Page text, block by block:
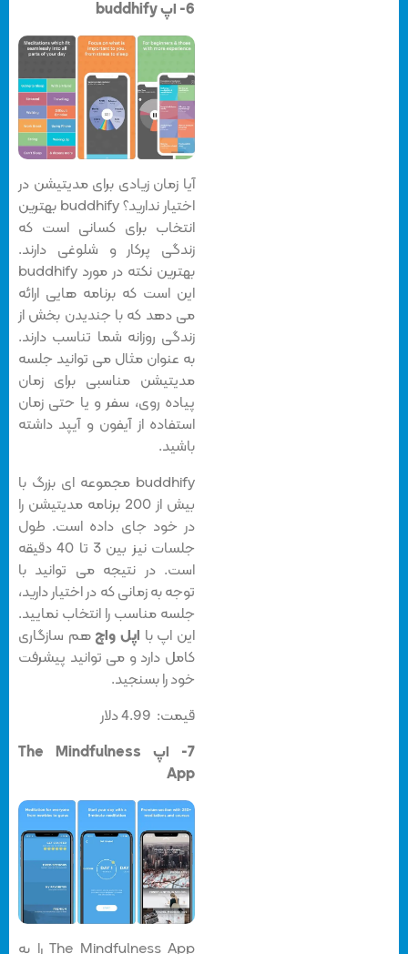
آیا زمان زیادی برای مدیتیشن در
اختیار ندارید؟ buddhify بهترین
انتخاب برای کسانی است که
زندگی پرکار و شلوغی دارند.
بهترین نکته در مورد buddhify
این است که برنامه هایی ارائه
می دهد که با جندیدن بخش از
زندگی روزانه شما تناسب دارند.
به عنوان مثال می توانید جلسه
مدیتیشن مناسبی برای زمان
پیاده روی، سفر و یا حتی زمان
استفاده از آیفون و آیپد داشته
باشید.
buddhify مجموعه ای بزرگ با
بیش از 200 برنامه مدیتیشن را
در خود جای داده است. طول
جلسات نیز بین 3 تا 40 دقیقه
است. در نتیجه می توانید با
توجه به زمانی که در اختیار دارید،
جلسه مناسب را انتخاب نمایید.
این اپ بااپل واچهم سازگاری
کامل دارد و می توانید پیشرفت
خود را بسنجید.
قیمت: 4.99 دلار
7- اپ The Mindfulness
App
The Mindfulness App را به